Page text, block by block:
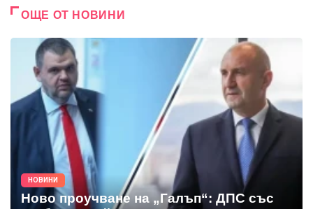
ОЩЕ ОТ НОВИНИ
НОВИНИ
Ново проучване на „Галъп“: ДПС със